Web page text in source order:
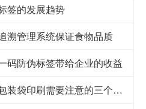
签的发展趋势
溯管理系统保证食物品质
码防伪标签带给企业的收益
宜昌纸袋包装定做-食品包装袋印刷需要注意的三个细节